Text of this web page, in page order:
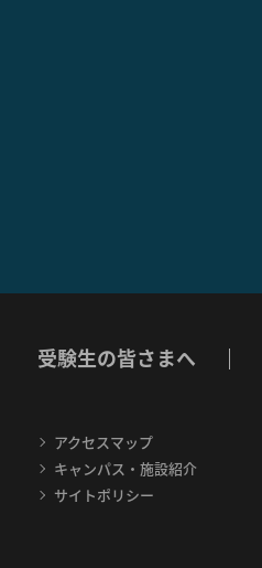
受験生の皆さまへ
アクセスマップ
キャンパス・施設紹介
サイトポリシー